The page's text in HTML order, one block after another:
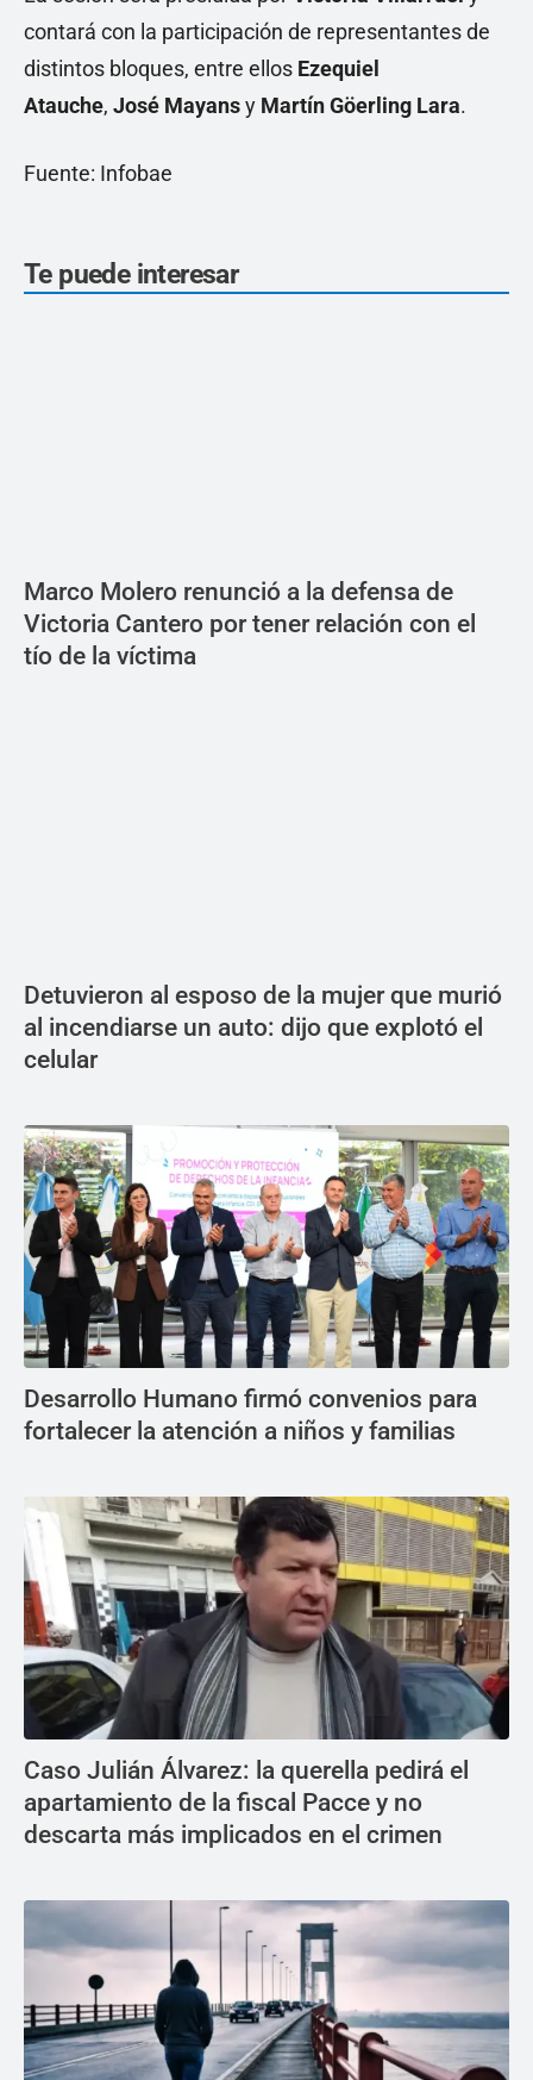
contará con la participación de representantes de
distintos bloques, entre ellos Ezequiel
Atauche, José Mayansy Martín Göerling Lara.
Fuente: Infobae
Te puede interesar
Marco Molero renunció a la defensa de
Victoria Cantero por tener relación con el
tío de la víctima
Detuvieron al esposo de la mujer que murió
al incendiarse un auto: dijo que explotó el
celular
Desarrollo Humano firmó convenios para
fortalecer la atención a niños y familias
Caso Julián Álvarez: la querella pedirá el
apartamiento de la fiscal Pacce y no
descarta más implicados en el crimen